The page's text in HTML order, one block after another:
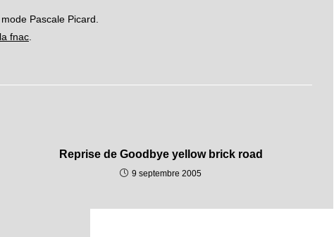
Pascale Picard.
la fnac
Reprise de Goodbye yellow brick road
9 septembre 2005